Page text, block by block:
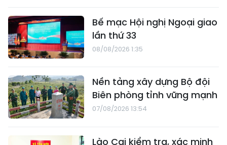
Bế mạc Hội nghị Ngoại giao
lần thứ 33
08/08/2026 1:35
Nền tảng xây dựng Bộ đội
Biên phòng tỉnh vững mạnh
07/08/2026 13:54
Lào Cai kiểm tra, xác minh